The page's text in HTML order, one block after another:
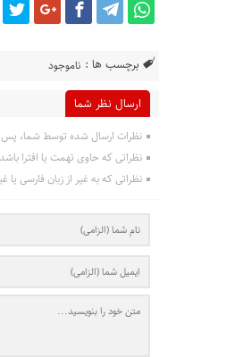
برچسب ها : ناموجود
ارسال نظر شما
نظرات ارسال شده توسط شما، پس
نظراتی که حاوی تهمت یا افترا
نظراتی که به غیر از زبان فارسی